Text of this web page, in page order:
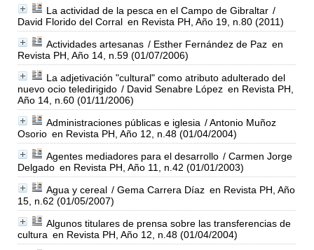
La actividad de la pesca en el Campo de Gibraltar /
David Florido del Corral en Revista PH, Año 19, n.80 (2011)
Actividades artesanas / Esther Fernández de Paz en
Revista PH, Año 14, n.59 (01/07/2006)
La adjetivación "cultural" como atributo adulterado del
nuevo ocio teledirigido / David Senabre López en Revista PH,
Año 14, n.60 (01/11/2006)
Administraciones públicas e iglesia / Antonio Muñoz
Osorio en Revista PH, Año 12, n.48 (01/04/2004)
Agentes mediadores para el desarrollo / Carmen Jorge
Delgado en Revista PH, Año 11, n.42 (01/01/2003)
Agua y cereal / Gema Carrera Díaz en Revista PH, Año
15, n.62 (01/05/2007)
Algunos titulares de prensa sobre las transferencias de
cultura en Revista PH, Año 12, n.48 (01/04/2004)